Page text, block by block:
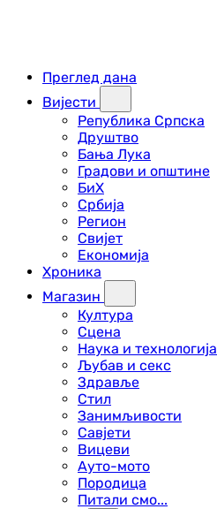
Преглед дана
Вијести
Република Српска
Друштво
Бања Лука
Градови и општине
БиХ
Србија
Регион
Свијет
Економија
Хроника
Магазин
Култура
Сцена
Наука и технологија
Љубав и секс
Здравље
Стил
Занимљивости
Савјети
Вицеви
Ауто-мото
Породица
Питали смо...